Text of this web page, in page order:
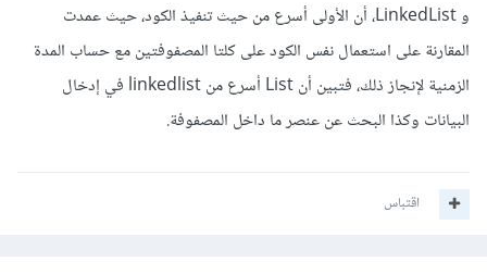
و LinkedList، أن الأولى أسرع من حيث تنفيذ الكود، حيث عمدت
المقارنة على استعمال نفس الكود على كلتا المصفوفتين مع حساب المدة
الزمنية لإنجاز ذلك، فتبين أن List أسرع من linkedlist في إدخال
البيانات وكذا البحث عن عنصر ما داخل المصفوفة.
اقتباس